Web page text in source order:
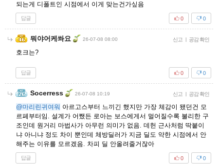
되는게 디폴트인 시점에서 이게 맞는건가싶음
답글 0
0
뭐야어케쏴요 26-07-08 08:00 신고 | 공감 확인
호크는?
답글 0
0
Socerress 26-07-08 10:19 신고 | 공감 확인
@마리린귀여워 아르고스부터 느끼긴 했지만 가장 체감이 됐던건 모
르페부터임. 설계가 어쨌든 로아는 보스에게서 멀어질수록 불리한 구
조인데 원거리 마법사가 아무런 의미가 없음. 데헌 근사처럼 딱붙이
냐 아니냐 정도 차이 뿐인데 체방딜러가 지금 딜도 약한 시점에서 안
해주는 이유를 모르겠음. 차피 딜 안올려줄거잖아
답글 0
0